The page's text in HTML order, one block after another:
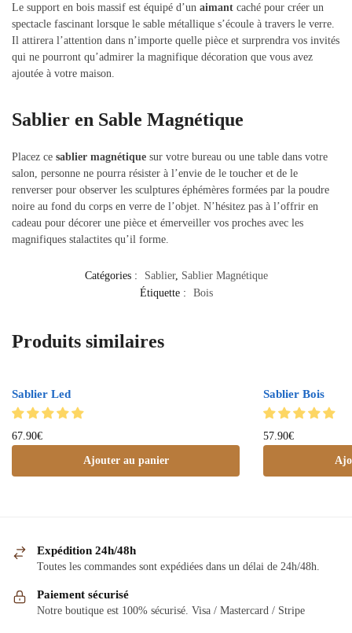
Le support en bois massif est équipé d’un aimant caché pour créer un
spectacle fascinant lorsque le sable métallique s’écoule à travers le verre.
Il attirera l’attention dans n’importe quelle pièce et surprendra vos invités
qui ne pourront qu’admirer la magnifique décoration que vous avez
ajoutée à votre maison.
Sablier en Sable Magnétique
Placez ce sablier magnétique sur votre bureau ou une table dans votre
salon, personne ne pourra résister à l’envie de le toucher et de le
renverser pour observer les sculptures éphémères formées par la poudre
noire au fond du corps en verre de l’objet. N’hésitez pas à l’offrir en
cadeau pour décorer une pièce et émerveiller vos proches avec les
magnifiques stalactites qu’il forme.
Catégories : Sablier, Sablier Magnétique
Étiquette :
Bois
Produits similaires
Sablier Led
67.90€
Ajouter au panier
Sablier Bois
57.90€
Expédition 24h/48h
Toutes les commandes sont expédiées dans un délai de 24h/48h.
Paiement sécurisé
Notre boutique est 100% sécurisé. Visa / Mastercard / Stripe